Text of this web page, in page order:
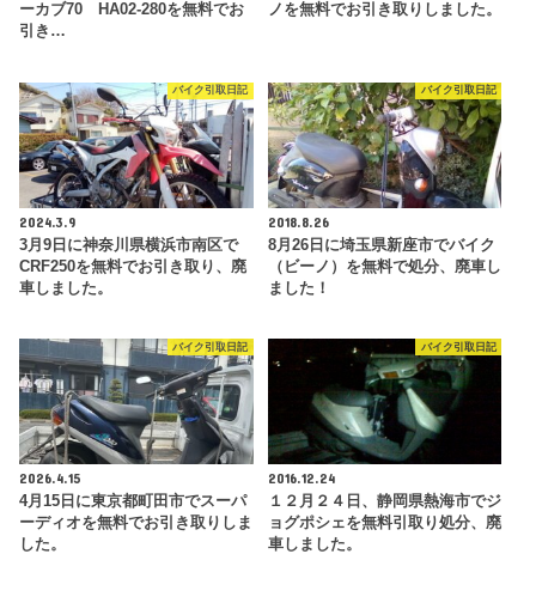
ーカブ70 HA02-280を無料でお
引き…
ノを無料でお引き取りしました。
バイク引取日記
2024.3.9
3月9日に神奈川県横浜市南区で
CRF250を無料でお引き取り、廃
車しました。
バイク引取日記
2018.8.26
8月26日に埼玉県新座市でバイク
（ビーノ）を無料で処分、廃車し
ました！
バイク引取日記
2026.4.15
4月15日に東京都町田市でスーパ
ーディオを無料でお引き取りしま
した。
バイク引取日記
2016.12.24
１２月２４日、静岡県熱海市でジ
ョグポシェを無料引取り処分、廃
車しました。